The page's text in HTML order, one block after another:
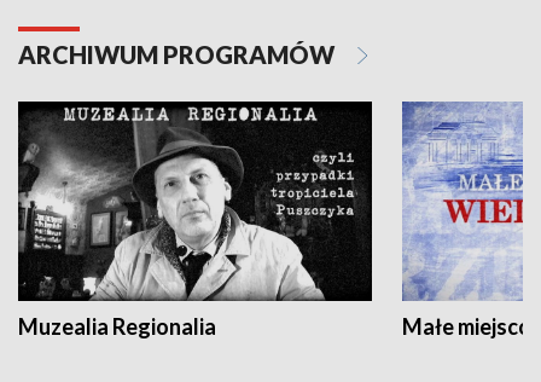
ARCHIWUM PROGRAMÓW
Muzealia Regionalia Małe